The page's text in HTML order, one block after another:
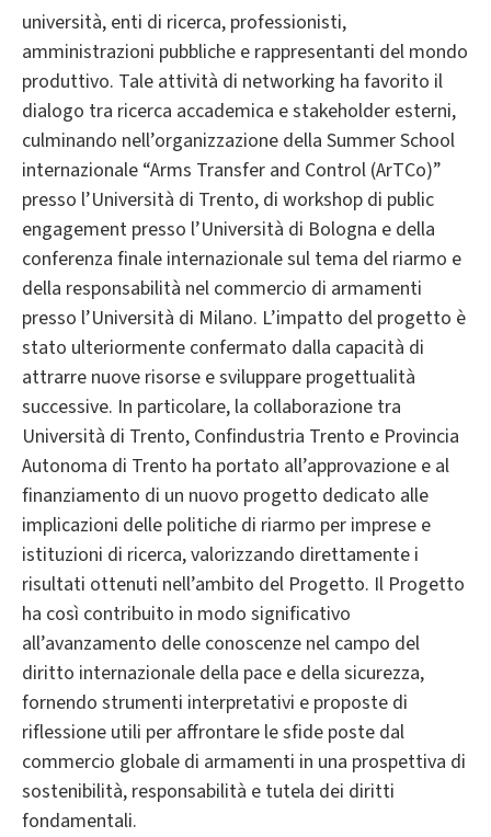
università, enti di ricerca, professionisti,
amministrazioni pubbliche e rappresentanti del mondo
produttivo. Tale attività di networking ha favorito il
dialogo tra ricerca accademica e stakeholder esterni,
culminando nell’organizzazione della Summer School
internazionale “Arms Transfer and Control (ArTCo)”
presso l’Università di Trento, di workshop di public
engagement presso l’Università di Bologna e della
conferenza finale internazionale sul tema del riarmo e
della responsabilità nel commercio di armamenti
presso l’Università di Milano. L’impatto del progetto è
stato ulteriormente confermato dalla capacità di
attrarre nuove risorse e sviluppare progettualità
successive. In particolare, la collaborazione tra
Università di Trento, Confindustria Trento e Provincia
Autonoma di Trento ha portato all’approvazione e al
finanziamento di un nuovo progetto dedicato alle
implicazioni delle politiche di riarmo per imprese e
istituzioni di ricerca, valorizzando direttamente i
risultati ottenuti nell’ambito del Progetto. Il Progetto
ha così contribuito in modo significativo
all’avanzamento delle conoscenze nel campo del
diritto internazionale della pace e della sicurezza,
fornendo strumenti interpretativi e proposte di
riflessione utili per affrontare le sfide poste dal
commercio globale di armamenti in una prospettiva di
sostenibilità, responsabilità e tutela dei diritti
fondamentali.